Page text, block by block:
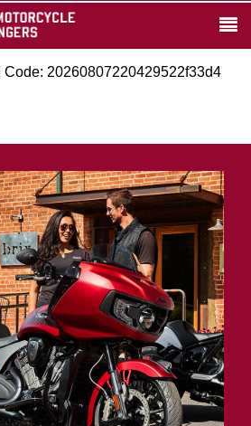
Code: 20260807220429522f33d4